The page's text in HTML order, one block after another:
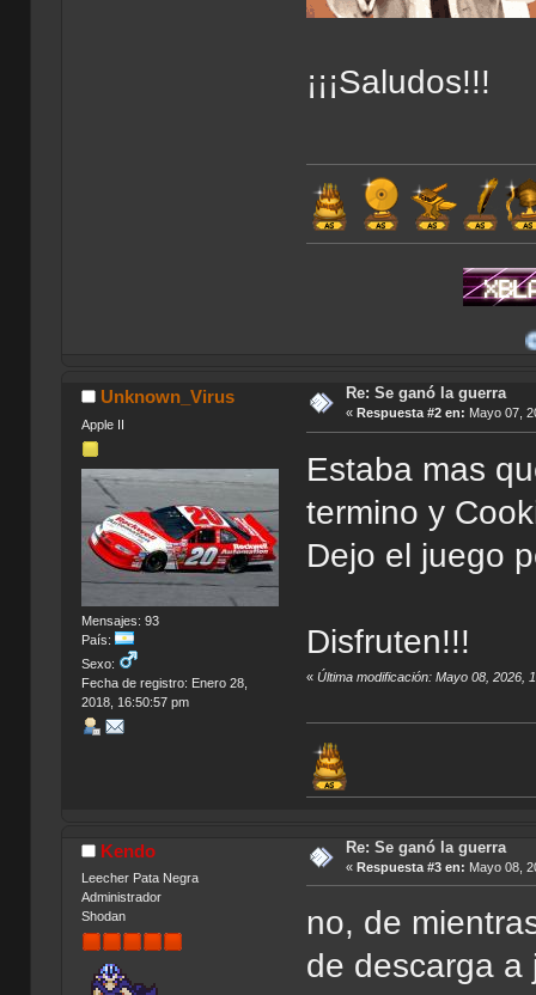
¡¡¡Saludos!!!
Mis
Unknown_Virus
Apple II
Mensajes: 93
País:
Sexo:
Fecha de registro: Enero 28,
2018, 16:50:57 pm
Re: Se ganó la guerra
« Respuesta #2 en: Mayo 07,
Estaba mas
termino y
Dejo el juego
Disfruten!!!
«Última modificación: Mayo 08, 2026,
Kendo
Leecher Pata Negra
Administrador
Shodan
Re: Se ganó la guerra
« Respuesta #3 en: Mayo 08,
no, de
de descarga a